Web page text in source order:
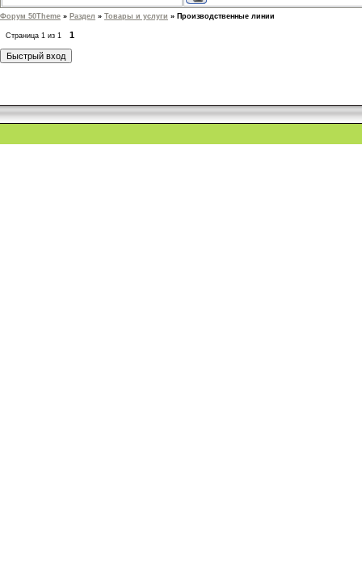
Форум 50Theme » Раздел » Товары и услуги » Производственные линии
Страница 1 из 1 1